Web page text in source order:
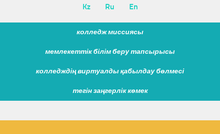
Kz Ru En
колледж миссиясы
мемлекеттік білім беру тапсырысы
колледждің виртуалды қабылдау бөлмесі
тегін заңгерлік көмек